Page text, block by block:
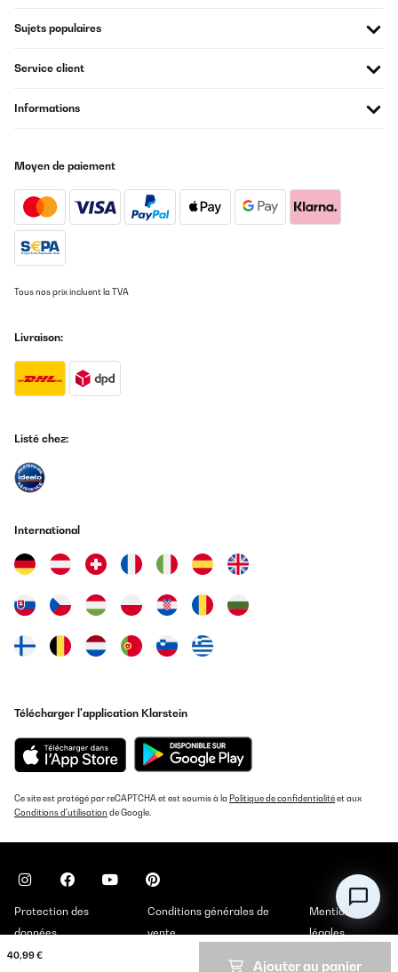
40,99 €
Ajouter au panier
Sujets populaires
Service client
Informations
Moyen de paiement
Tous nos prix incluent la TVA
Livraison:
Listé chez:
International
Télécharger l'application Klarstein
Ce site est protégé par reCAPTCHA et est soumis à la Politique de confidentialitéet aux
Conditions d'utilisation de Google.
Protection des
données
Conditions générales de
vente
Mentions
légales
Copyright © 2026 Klarstein. All rights reserved